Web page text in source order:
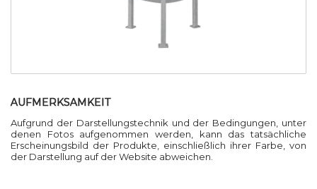
AUFMERKSAMKEIT
Aufgrund der Darstellungstechnik und der Bedingungen, unter
denen Fotos aufgenommen werden, kann das tatsächliche
Erscheinungsbild der Produkte, einschließlich ihrer Farbe, von
der Darstellung auf der Website abweichen.